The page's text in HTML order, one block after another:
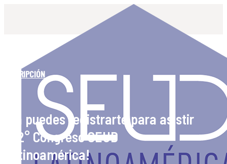
INSCRIPCIÓN
¡Ya puedes registrarte para asistir
al 2° Congreso SEUD
Latinoamérica!